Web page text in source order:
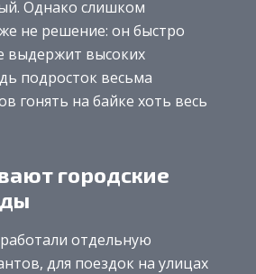
Однако слишком
не решение: он быстро
выдержит высоких
подросток весьма
гонять на байке хоть весь
городские
отдельную
для поездок на улицах